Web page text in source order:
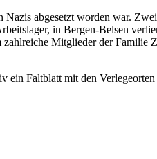
abgesetzt worden war.
in Bergen-Belsen
Mitglieder der Familie
ein Faltblatt mit den Verlegeorten